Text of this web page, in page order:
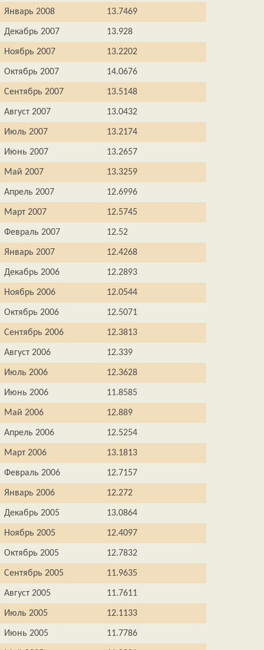
Январь 2008 13.7469
Декабрь 2007 13.928
Ноябрь 2007 13.2202
Октябрь 2007 14.0676
Сентябрь 2007 13.5148
Август 2007 13.0432
Июль 2007 13.2174
Июнь 2007 13.2657
Май 2007 13.3259
Апрель 2007 12.6996
Март 2007 12.5745
Февраль 2007 12.52
Январь 2007 12.4268
Декабрь 2006 12.2893
Ноябрь 2006 12.0544
Октябрь 2006 12.5071
Сентябрь 2006 12.3813
Август 2006 12.339
Июль 2006 12.3628
Июнь 2006 11.8585
Май 2006 12.889
Апрель 2006 12.5254
Март 2006 13.1813
Февраль 2006 12.7157
Январь 2006 12.272
Декабрь 2005 13.0864
Ноябрь 2005 12.4097
Октябрь 2005 12.7832
Сентябрь 2005 11.9635
Август 2005 11.7611
Июль 2005 12.1133
Июнь 2005 11.7786